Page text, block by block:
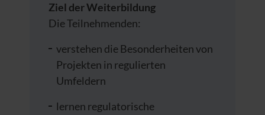
Ziel der Weiterbildung
Die Teilnehmenden:
verstehen die Besonderheiten von
Projekten in regulierten
Umfeldern
lernen regulatorische